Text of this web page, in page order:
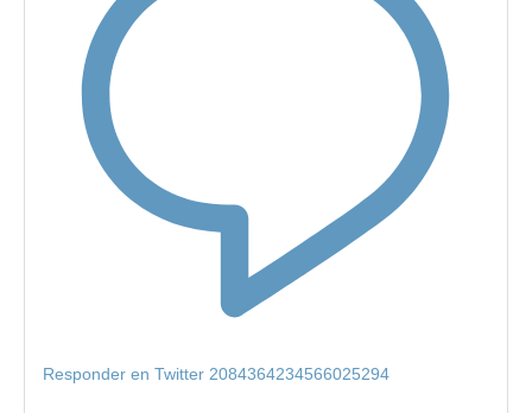
Responder en Twitter 2084364234566025294